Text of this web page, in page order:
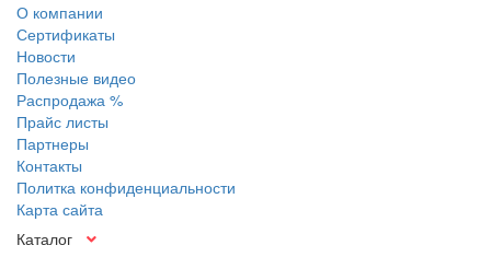
О компании
Сертификаты
Новости
Полезные видео
Распродажа %
Прайс листы
Партнеры
Контакты
Политка конфиденциальности
Карта сайта
Каталог